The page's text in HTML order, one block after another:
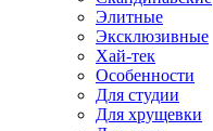
Элитные
Эксклюзивные
Хай-тек
Особенности
Для студии
Для хрущевки